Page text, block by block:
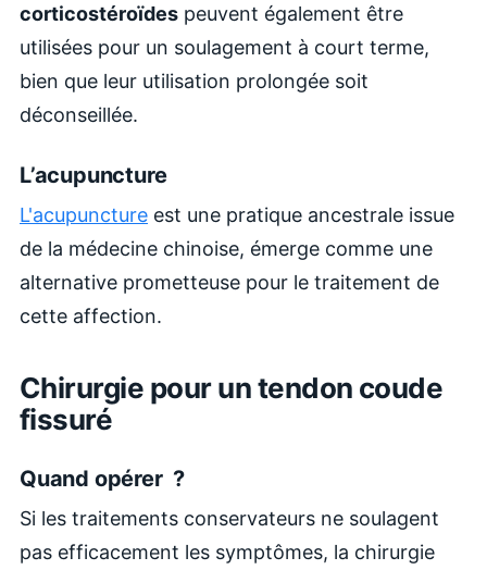
corticostéroïdes peuvent également être
utilisées pour un soulagement à court terme,
bien que leur utilisation prolongée soit
déconseillée.
L’acupuncture
L'acupuncture est une pratique ancestrale issue
de la médecine chinoise, émerge comme une
alternative prometteuse pour le traitement de
cette affection.
Chirurgie pour un tendon coude
fissuré
Quand opérer ?
Si les traitements conservateurs ne soulagent
pas efficacement les symptômes, la chirurgie